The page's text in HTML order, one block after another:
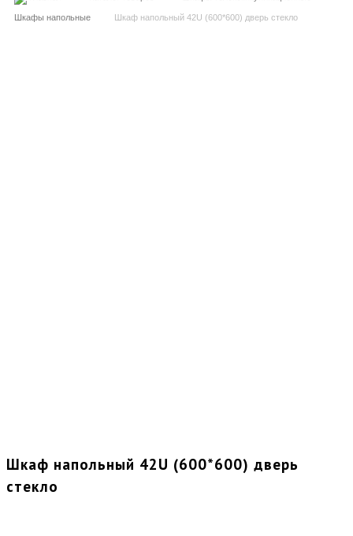
Шкафы напольные Шкаф напольный 42U (600*600) дверь стекло
Шкаф напольный 42U (600*600) дверь
стекло